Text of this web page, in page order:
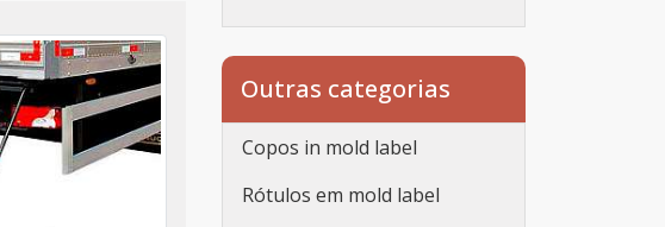
Etiqueta adesiva
personalizada
Etiqueta adesiva
personalizada rolo
Adesivos personalizados
Outras categorias
Copos in mold label
Rótulos em mold label